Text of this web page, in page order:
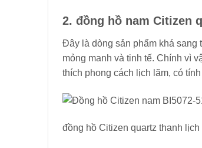
2. đồng hồ nam Citizen
Đây là dòng sản phẩm khá sang
mỏng manh và tinh tế. Chính vì
thích phong cách lịch lãm, có
đồng hồ Citizen quartz thanh lịch